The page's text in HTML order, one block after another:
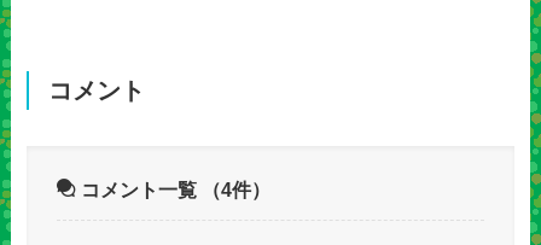
コメント
コメント一覧 （4件）